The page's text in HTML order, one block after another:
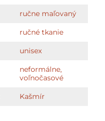
ručne maľovaný
ručné tkanie
unisex
neformálne,
voľnočasové
Kašmír